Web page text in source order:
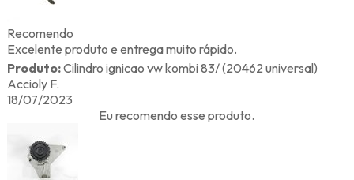
Recomendo
Excelente produto e entrega muito rápido.
Produto:Cilindro ignicao vw kombi 83/ (20462 universal)
Accioly F.
18/07/2023
Eu recomendo esse produto.